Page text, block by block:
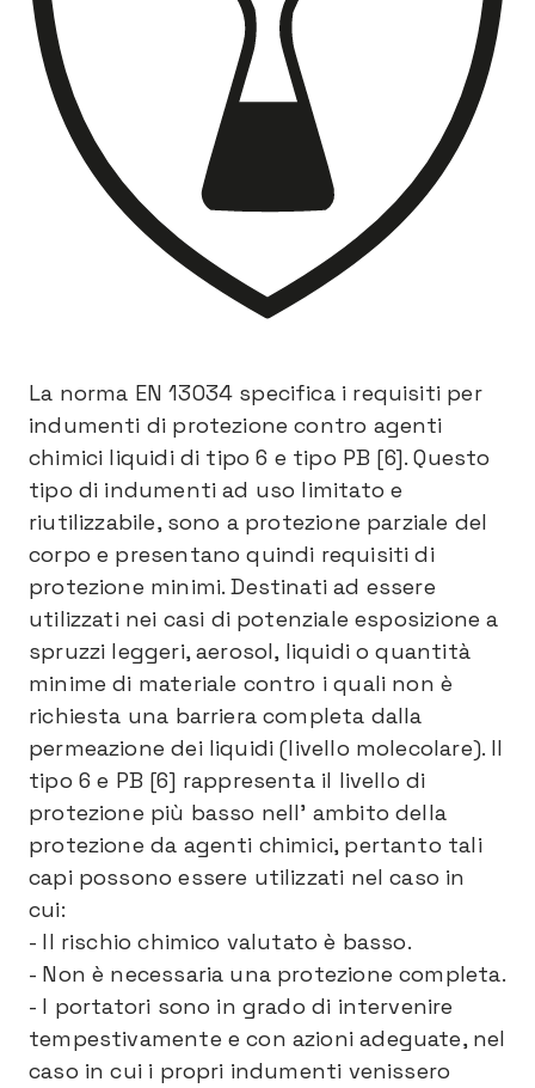
La norma EN 13034 specifica i requisiti per
indumenti di protezione contro agenti
chimici liquidi di tipo 6 e tipo PB [6]. Questo
tipo di indumenti ad uso limitato e
riutilizzabile, sono a protezione parziale del
corpo e presentano quindi requisiti di
protezione minimi. Destinati ad essere
utilizzati nei casi di potenziale esposizione a
spruzzi leggeri, aerosol, liquidi o quantità
minime di materiale contro i quali non è
richiesta una barriera completa dalla
permeazione dei liquidi (livello molecolare). Il
tipo 6 e PB [6] rappresenta il livello di
protezione più basso nell’ ambito della
protezione da agenti chimici, pertanto tali
capi possono essere utilizzati nel caso in
cui:
- Il rischio chimico valutato è basso.
- Non è necessaria una protezione completa.
- I portatori sono in grado di intervenire
tempestivamente e con azioni adeguate, nel
caso in cui i propri indumenti venissero